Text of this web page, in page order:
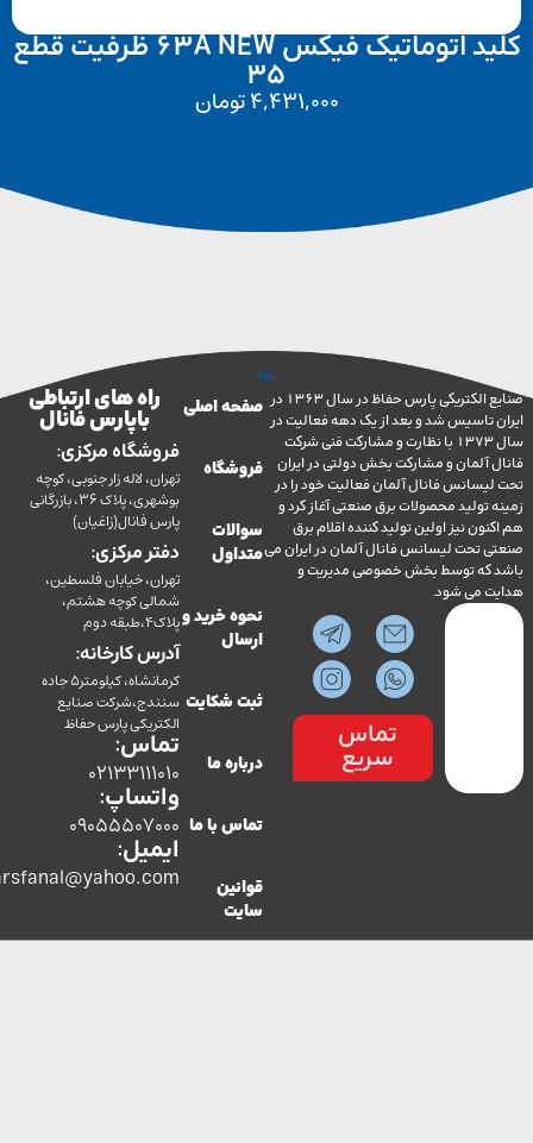
کلید اتوماتیک فیکس 63A NEW ظرفیت قطع
4,431,000تومان
صنایع الکتریکی پارس حفاظ در سال 1363 در
شد و بعد از یک دهه فعالیت در
سال 1373 با نظارت و مشارکت فنی شرکت
و مشارکت بخش دولتی در ایران
فانال آلمان فعالیت خود را در
محصولات برق صنعتی آغاز کرد و
نیز اولین تولید کننده اقلام برق
لیسانس فانال آلمان در ایران می
توسط بخش خصوصی مدیریت و
می شود.
تماس
سریع
صفحه اصلی
فروشگاه
سوالات
متداول
نحوه خرید و
ثبت شکایت
درباره ما
تماس با ما
قوانین
راه های ارتباطی
با پارس فانال
فروشگاه مرکزی:
تهران، لاله زار جنوبی، کوچه
بوشهری، پلاک 36، بازرگانی
پارس فانال(زاغیان)
دفتر مرکزی:
تهران، خیابان فلسطین،
شمالی کوچه هشتم،
پلاک4،طبقه دوم
آدرس کارخانه:
کرمانشاه، کیلومتر5 جاده
سنندج،شرکت صنایع
الکتریکی پارس حفاظ
تماس:
02133111010
واتساپ:
09055507000
ایمیل:
co.parsfanal@yahoo.com